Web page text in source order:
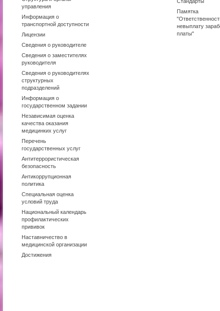
управления
Информация о
транспортной доступности
Лицензии
Сведения о руководителе
Сведения о заместителях
руководителя
Сведения о руководителях
структурных
подразделений
Информация о
государственном задании
Независимая оценка
качества оказания
медицинких услуг
Перечень
государственных услуг
Антитеррористическая
безопасность
Антикоррупционная
политика
Специальная оценка
условий труда
Национальный календарь
профилактических
прививок
Наставничество в
медицинской организации
Достижения
Памятка
невыплату
платы"